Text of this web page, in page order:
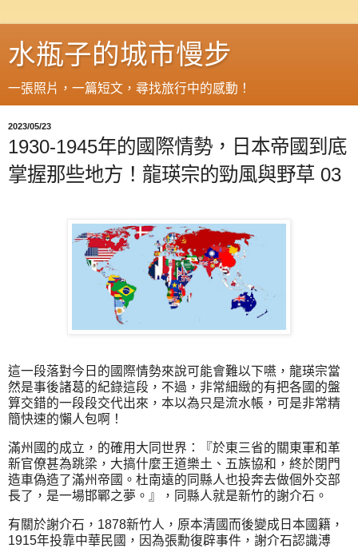
水瓶子的城市慢步
一張照片，一篇短文，尋找旅行中的感動！
2023/05/23
1930-1945年的國際情勢，日本帝國到底
掌握那些地方！龍瑛宗的勁風與野草 03
這一段落對今日的國際情勢來說可能會難以下嚥，龍瑛宗當
然是事後諸葛的紀錄這段，不過，非常細緻的有把各國的盤
算交錯的一段段交代出來，本以為只是流水帳，可是非常精
簡快速的懶人包啊！
滿州國的成立，的確用大同世界：『於東三省的關東軍和革
新官僚甚為跳梁，大搞什麼王道樂土、五族協和，終於閉門
造車偽造了滿州帝國。杜南遠的同縣人也投奔去做個外交部
長了，是一場邯鄲之夢。』，同縣人就是新竹的謝介石。
有關於謝介石，1878新竹人，原本清國而後變成日本國籍，
1915年投靠中華民國，因為張勳復辟事件，謝介石認識溥